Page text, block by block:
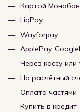
Картой
LiqPay.
Wayforpay
ApplePay,
Через кассу
На расчётный
Оплата частями
Купить в кредит